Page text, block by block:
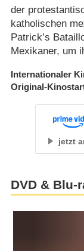
der
katholischen
Patrick’s
Mexikaner, um
Internationaler
Original-
jetzt
DVD & Blu-